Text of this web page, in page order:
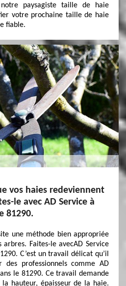
paysagiste taille de haie
votre prochaine taille de haie
fiable.
vos haies redeviennent
le avec AD Service à
81290.
une méthode bien appropriée
Faites-le avecAD Service
C’est un travail délicat qu’il
des professionnels comme AD
le 81290. Ce travail demande
hauteur, épaisseur de la haie.